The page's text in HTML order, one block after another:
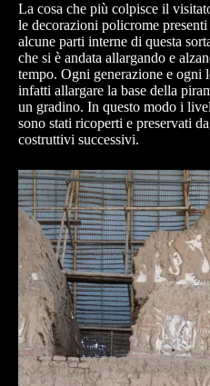
La cosa che più colpisce il
le decorazioni policrome
alcune parti interne di questa
che si è andata allargando e
tempo. Ogni generazione e ogni
infatti allargare la base della
un gradino. In questo modo i
sono stati ricoperti e preservati
costruttivi successivi.